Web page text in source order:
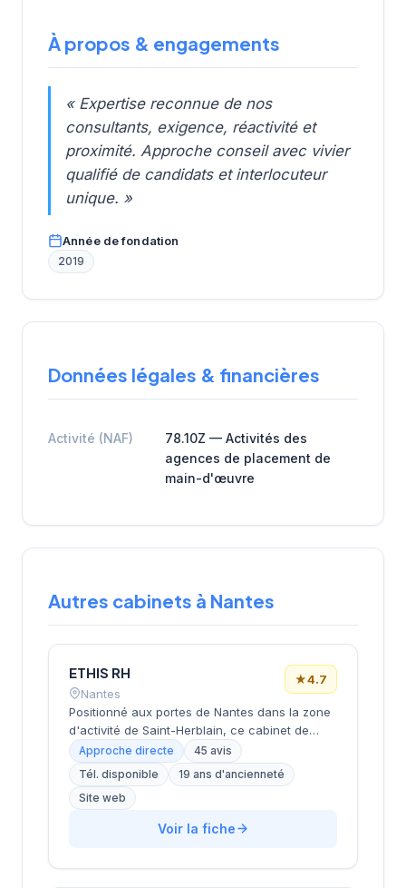
À propos & engagements
« Expertise reconnue de nos
consultants, exigence, réactivité et
proximité. Approche conseil avec vivier
qualifié de candidats et interlocuteur
unique. »
Année de fondation
2019
Données légales & financières
Activité (NAF)
78.10Z — Activités des
agences de placement de
main-d'œuvre
Autres cabinets à Nantes
ETHIS RH
Nantes
★4.7
Positionné aux portes de Nantes dans la zone
d'activité de Saint-Herblain, ce cabinet de
recrutement rayonne sur l'ensemble de la
métropole nantaise. Sa proximité avec les
principaux axes économiques de
l'agglomération lui permet d'accompagner
efficacement les entreprises locales dans
leurs recrutements. L'équipe intervient sur
Approche directe
45 avis
Tél. disponible
19 ans d'ancienneté
Site web
Voir la fiche